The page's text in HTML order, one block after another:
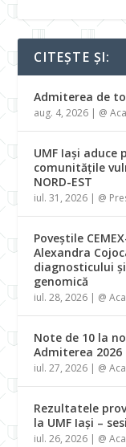
CITEȘTE ȘI:
Admiterea de
aug. 4, 2026 | @
UMF Iași aduce
comunitățile
NORD-EST
iul. 31, 2026 | @
Poveștile
Alexandra
diagnosticului
genomică
iul. 28, 2026 | @
Note de 10 la
Admiterea
iul. 27, 2026 | @
Rezultatele
la UMF Iași –
iul. 26, 2026 | @